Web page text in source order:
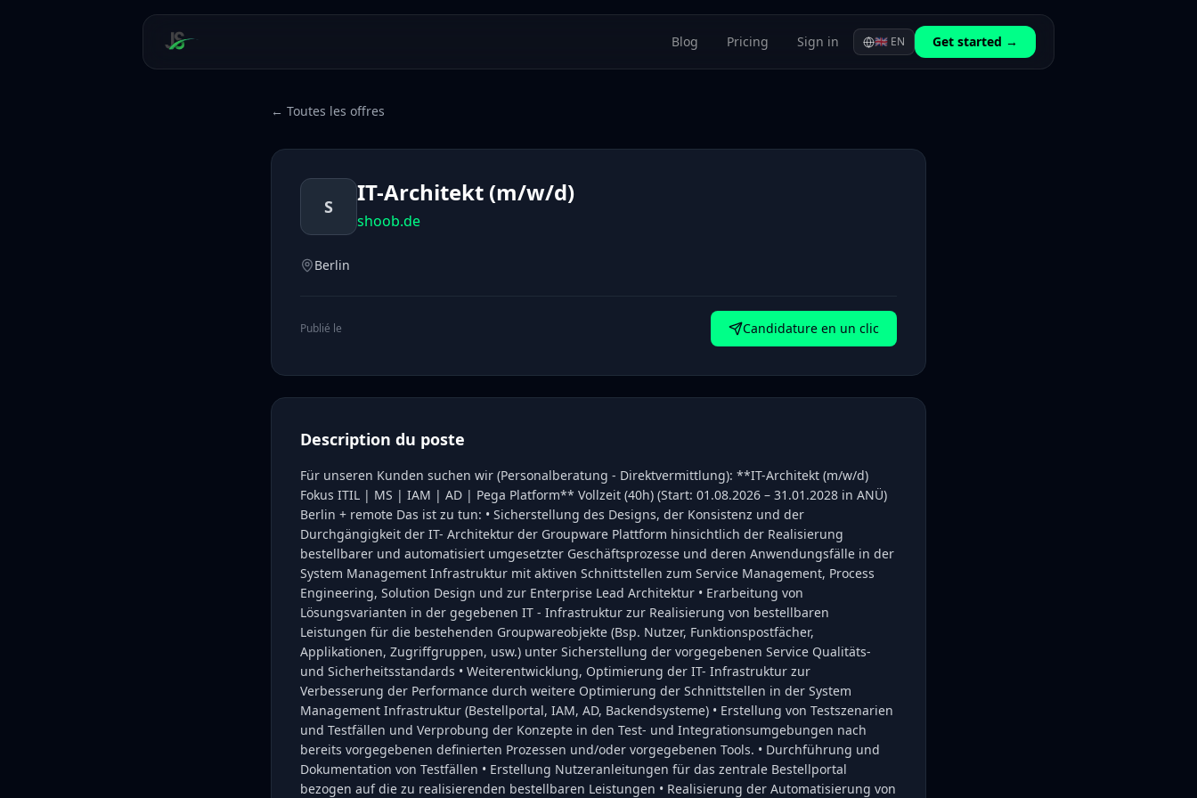
Blog Pricing Sign in 🇬🇧 EN Get started →
← Toutes les offres
S IT-Architekt (m/w/d)
shoob.de
Berlin
Publié le Candidature en un clic
Description du poste
Für unseren Kunden suchen wir (Personalberatung - Direktvermittlung): **IT-Architekt (m/w/d)
Fokus ITIL | MS | IAM | AD | Pega Platform** Vollzeit (40h) (Start: 01.08.2026 – 31.01.2028 in ANÜ)
Berlin + remote Das ist zu tun: • Sicherstellung des Designs, der Konsistenz und der
Durchgängigkeit der IT- Architektur der Groupware Plattform hinsichtlich der Realisierung
bestellbarer und automatisiert umgesetzter Geschäftsprozesse und deren Anwendungsfälle in der
System Management Infrastruktur mit aktiven Schnittstellen zum Service Management, Process
Engineering, Solution Design und zur Enterprise Lead Architektur • Erarbeitung von
Lösungsvarianten in der gegebenen IT - Infrastruktur zur Realisierung von bestellbaren
Leistungen für die bestehenden Groupwareobjekte (Bsp. Nutzer, Funktionspostfächer,
Applikationen, Zugriffgruppen, usw.) unter Sicherstellung der vorgegebenen Service Qualitäts-
und Sicherheitsstandards • Weiterentwicklung, Optimierung der IT- Infrastruktur zur
Verbesserung der Performance durch weitere Optimierung der Schnittstellen in der System
Management Infrastruktur (Bestellportal, IAM, AD, Backendsysteme) • Erstellung von Testszenarien
und Testfällen und Verprobung der Konzepte in den Test- und Integrationsumgebungen nach
bereits vorgegebenen definierten Prozessen und/oder vorgegebenen Tools. • Durchführung und
Dokumentation von Testfällen • Erstellung Nutzeranleitungen für das zentrale Bestellportal
bezogen auf die zu realisierenden bestellbaren Leistungen • Realisierung der Automatisierung von